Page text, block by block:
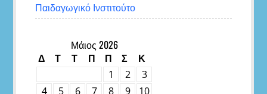
Παιδαγωγικό Ινστιτούτο
Μάιος 2026
Δ Τ Τ Π Π Σ
Κ
1
2
3
4
5 6 7 8 9
10